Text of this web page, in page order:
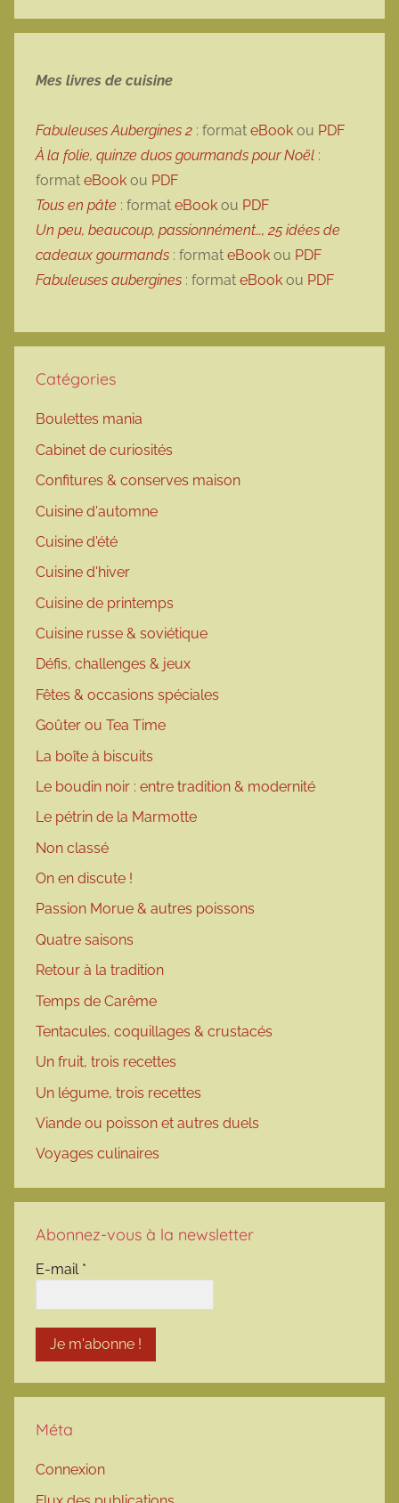
Mes livres de cuisine
Fabuleuses Aubergines 2 : format eBook ou PDF
À la folie, quinze duos gourmands pour Noël :
format eBook ou PDF
Tous en pâte : format eBook ou PDF
Un peu, beaucoup, passionnément…, 25 idées de
cadeaux gourmands : format eBook ou PDF
Fabuleuses aubergines : format eBook ou PDF
Catégories
Boulettes mania
Cabinet de curiosités
Confitures & conserves maison
Cuisine d'automne
Cuisine d'été
Cuisine d'hiver
Cuisine de printemps
Cuisine russe & soviétique
Défis, challenges & jeux
Fêtes & occasions spéciales
Goûter ou Tea Time
La boîte à biscuits
Le boudin noir : entre tradition & modernité
Le pétrin de la Marmotte
Non classé
On en discute !
Passion Morue & autres poissons
Quatre saisons
Retour à la tradition
Temps de Carême
Tentacules, coquillages & crustacés
Un fruit, trois recettes
Un légume, trois recettes
Viande ou poisson et autres duels
Voyages culinaires
Abonnez-vous à la newsletter
E-mail *
Méta
Connexion